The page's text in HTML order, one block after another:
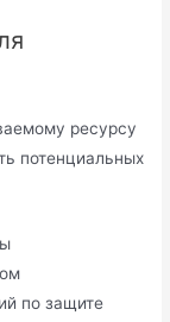
ресурсу
потенциальных
по защите